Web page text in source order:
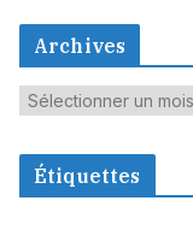
Archives
A
c
Étiquettes